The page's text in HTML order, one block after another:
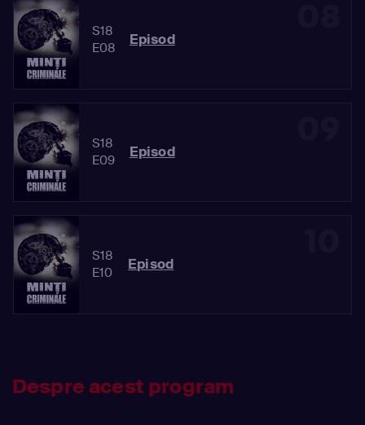
S18
E08
Episod
S18
E09
Episod
S18
E10
Episod
Despre acest program